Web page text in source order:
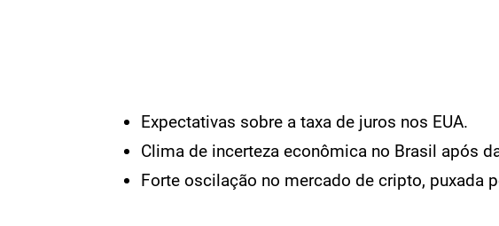
Expectativas sobre a taxa de juros nos EUA.
Clima de incerteza econômica no Brasil após
Forte oscilação no mercado de cripto, puxada